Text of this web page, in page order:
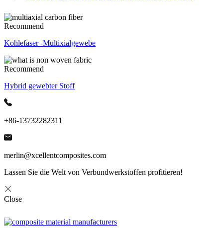
Recommend
Kohlefaser -Multixialgewebe
Recommend
Hybrid gewebter Stoff
+86-13732282311
merlin@xcellentcomposites.com
Lassen Sie die Welt von Verbundwerkstoffen profitieren!
Close